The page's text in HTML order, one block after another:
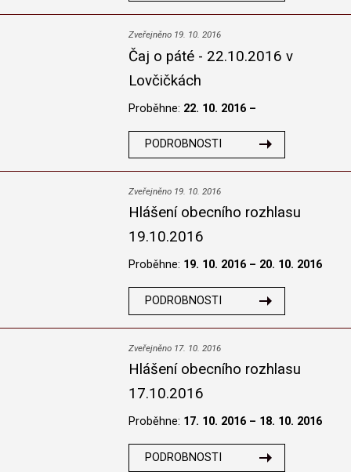
Zveřejněno 19. 10. 2016
Čaj o páté - 22.10.2016 v
Lovčičkách
Proběhne: 22. 10. 2016 –
PODROBNOSTI
Zveřejněno 19. 10. 2016
Hlášení obecního rozhlasu
19.10.2016
Proběhne: 19. 10. 2016 – 20. 10. 2016
PODROBNOSTI
Zveřejněno 17. 10. 2016
Hlášení obecního rozhlasu
17.10.2016
Proběhne: 17. 10. 2016 – 18. 10. 2016
PODROBNOSTI